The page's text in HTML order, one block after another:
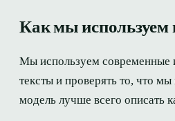
Как мы
Мы используем современные
тексты и проверять то, что
модель лучше всего описать